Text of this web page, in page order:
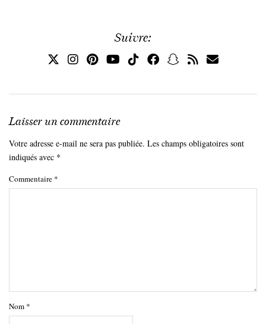
Suivre:
Laisser un commentaire
Votre adresse e-mail ne sera pas publiée. Les champs obligatoires sont
indiqués avec *
Commentaire *
Nom *